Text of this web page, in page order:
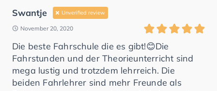
Swantje Unverified review
November 20, 2020
Die beste Fahrschule die es gibt!😊Die
Fahrstunden und der Theorieunterricht sind
mega lustig und trotzdem lehrreich. Die
beiden Fahrlehrer sind mehr Freunde als